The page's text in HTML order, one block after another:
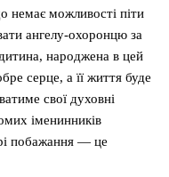
немає можливості піти
ангелу-охоронцю за
народжена в цей
серце, а її життя буде
свої духовні
іменинників
побажання — це